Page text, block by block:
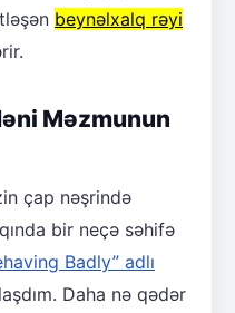
beynəlxalq rəyi
Məzmunun
çap nəşrində
bir neçə səhifə
Badly” adlı
Daha nə qədər